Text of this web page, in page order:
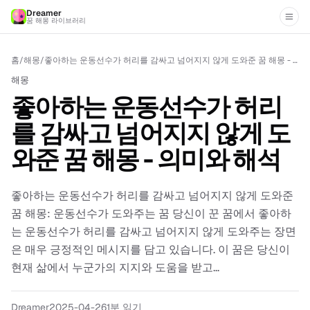
Dreamer
꿈 해몽 라이브러리
홈/해몽/ 좋아하는 운동선수가 허리를 감싸고 넘어지지 않게 도와준 꿈 해몽 - 의미와 해석
해몽
좋아하는 운동선수가 허리
를 감싸고 넘어지지 않게 도
와준 꿈 해몽 - 의미와 해석
좋아하는 운동선수가 허리를 감싸고 넘어지지 않게 도와준
꿈 해몽: 운동선수가 도와주는 꿈 당신이 꾼 꿈에서 좋아하
는 운동선수가 허리를 감싸고 넘어지지 않게 도와주는 장면
은 매우 긍정적인 메시지를 담고 있습니다. 이 꿈은 당신이
현재 삶에서 누군가의 지지와 도움을 받고...
Dreamer2025-04-261분 읽기